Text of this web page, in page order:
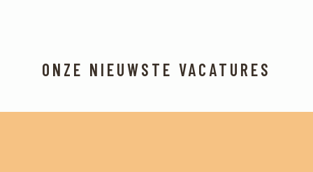
ONZE NIEUWSTE VACATURES